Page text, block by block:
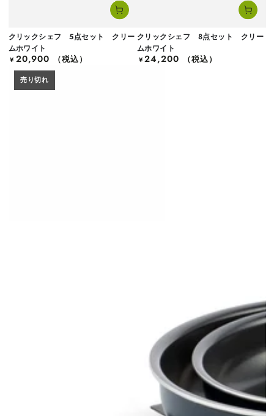
クリックシェフ 5点セット クリー
ムホワイト
定
価
¥ 20,900 （税込）
クリックシェフ 8点セット クリー
ムホワイト
定
¥24,200 （税込）
売り切れ